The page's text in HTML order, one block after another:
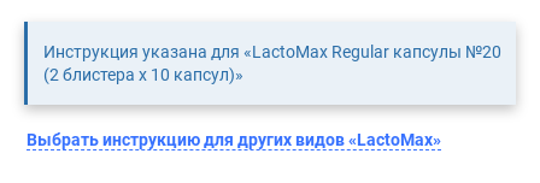
Инструкция указана для «LactoMax Regular капсулы №20
(2 блистера х 10 капсул)»
Выбрать инструкцию для других видов «LactoMax»